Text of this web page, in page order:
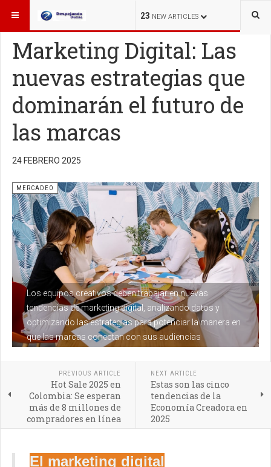
23 NEW ARTICLES
ESTÁ AQUÍ: MERCADEO
Marketing Digital: Las
nuevas estrategias que
dominarán el futuro de
las marcas
24 FEBRERO 2025
Los equipos creativos deben trabajar en nuevas
tendencias de marketing digital, analizando datos y
optimizando las estrategias para potenciar la manera en
que las marcas conectan con sus audiencias
MERCADEO
PREVIOUS ARTICLE
Hot Sale 2025 en
Colombia: Se esperan
más de 8 millones de
compradores en línea
NEXT ARTICLE
Estas son las cinco
tendencias de la
Economía Creadora en
2025
El marketing digital